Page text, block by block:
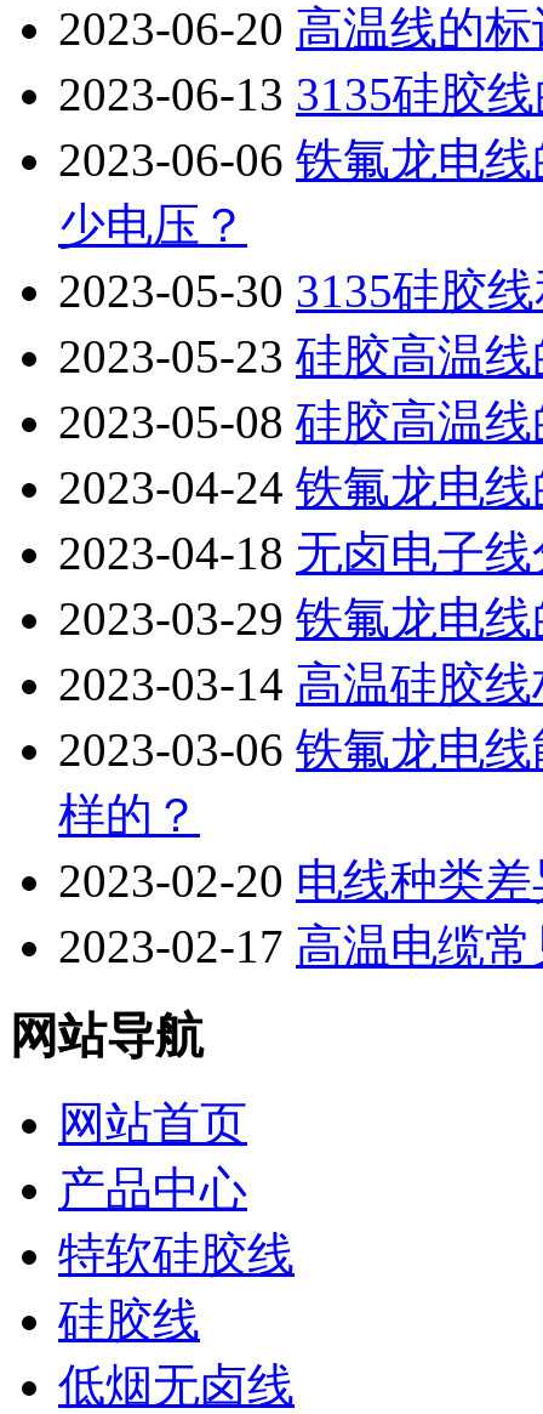
2023-06-20 高温线的
2023-06-13 3135硅胶
2023-06-06 铁氟龙电
少电压？
2023-05-30 3135硅胶
2023-05-23 硅胶高温
2023-05-08 硅胶高温
2023-04-24 铁氟龙电
2023-04-18 无卤电子
2023-03-29 铁氟龙电
2023-03-14 高温硅胶
2023-03-06 铁氟龙电
样的？
2023-02-20 电线种类
2023-02-17 高温电缆
网站导航
网站首页
产品中心
特软硅胶线
硅胶线
低烟无卤线